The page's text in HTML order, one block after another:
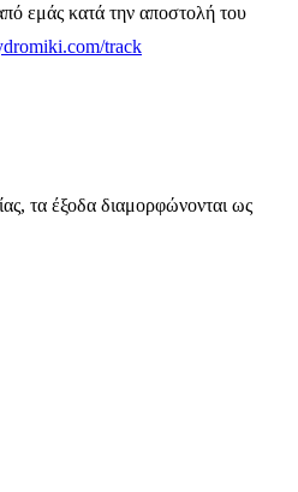
εμάς κατά την αποστολή του
track
τα έξοδα διαμορφώνονται ως